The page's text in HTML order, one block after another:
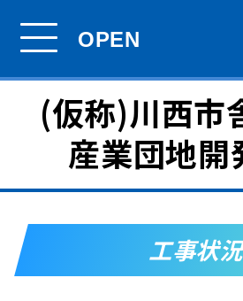
(仮称)川西市
産業団地開
工事状